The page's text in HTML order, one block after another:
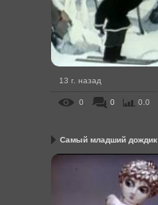
13 г. назад
0 0 0.0
Самый младший дождик